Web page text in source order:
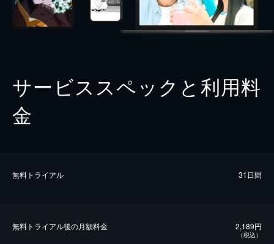
サービススペックと利用料
金
無料トライアル 31日間
無料トライアル後の⽉額料金 2,189円
（税込）